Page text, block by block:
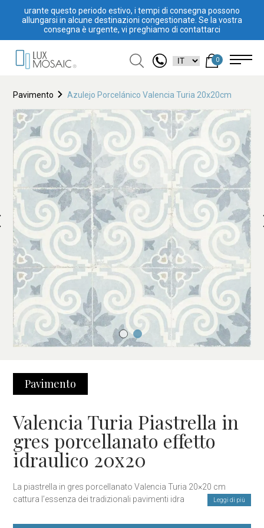
urante questo periodo estivo, i tempi di consegna possono
allungarsi in alcune destinazioni congestionate. Se la vostra
consegna è urgente, vi preghiamo di contattarci
0
Pavimento Azulejo Porcelánico Valencia Turia 20x20cm
Pavimento
Valencia Turia Piastrella in
gres porcellanato effetto
idraulico 20x20
La piastrella in gres porcellanato Valencia Turia 20×20 cm
cattura l’essenza dei tradizionali pavimenti idraulici valenciani,
del gres porcellanato. Ispirata ai motivi floreali della ceramica
Leggi di più